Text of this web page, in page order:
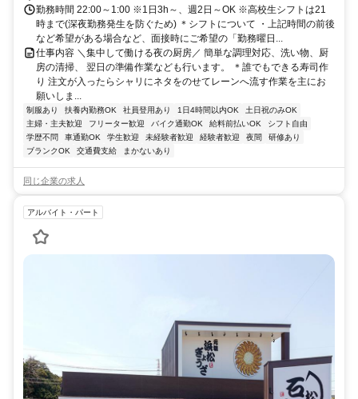
勤務時間 22:00～1:00 ※1日3h～、週2日～OK ※高校生シフトは21
時まで(深夜勤務発生を防ぐため) ＊シフトについて ・上記時間の前後
など希望がある場合など、面接時にご希望の「勤務曜日...
仕事内容 ＼集中して働ける夜の厨房／ 簡単な調理対応、洗い物、厨
房の清掃、 翌日の準備作業なども行います。 ＊誰でもできる寿司作
り 注文が入ったらシャリにネタをのせてレーンへ流す作業を主にお
願いしま...
制服あり 扶養内勤務OK 社員登用あり 1日4時間以内OK
土日祝のみOK
主婦・主夫歓迎
フリーター歓迎 バイク通勤OK 給料前払いOK
シフト自由
学歴不問
車通勤OK 学生歓迎 未経験者歓迎 経験者歓迎 夜間
研修あり
ブランクOK
交通費支給 まかないあり
同じ企業の求人
アルバイト・パート